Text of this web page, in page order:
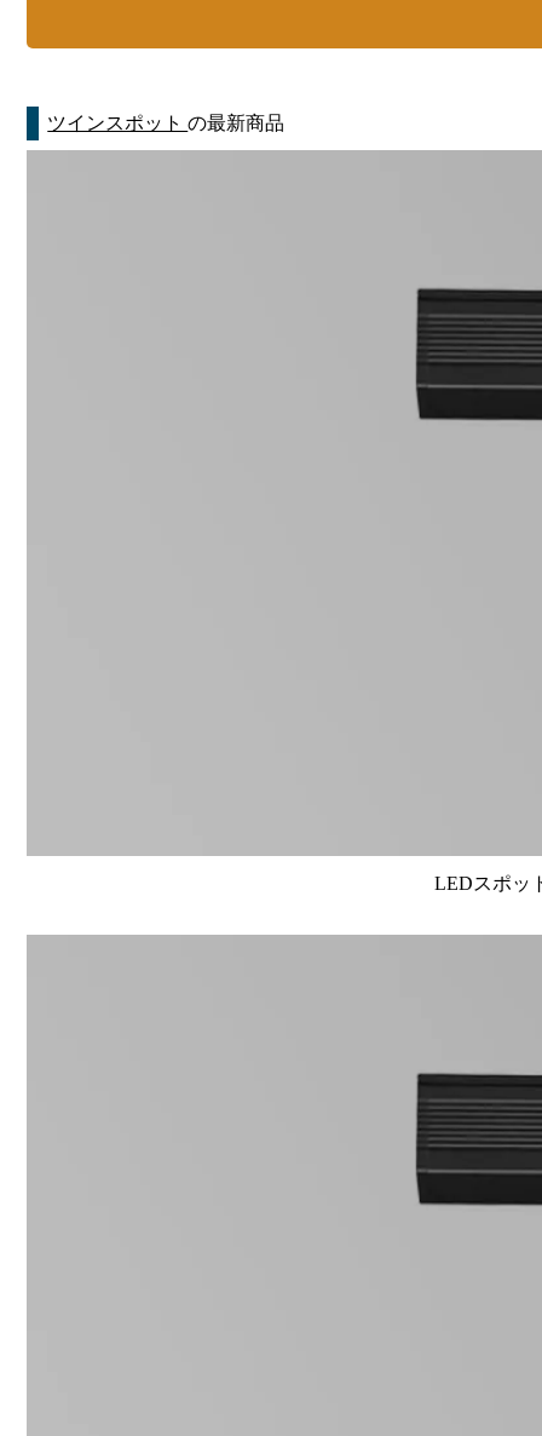
ツインスポットの最新商品
LEDスポッ